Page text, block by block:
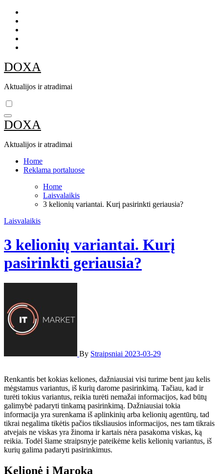
Skip
content
DOXA
Aktualijos ir atradimai
DOXA
Aktualijos ir atradimai
Home
Reklama portaluose
Home
Laisvalaikis
3 kelionių variantai. Kurį pasirinkti geriausia?
Laisvalaikis
3 kelionių variantai. Kurį
pasirinkti geriausia?
By Straipsniai 2023-03-29
Renkantis bet kokias keliones, dažniausiai visi turime bent jau kelis
mėgstamus variantus, iš kurių darome pasirinkimą. Tačiau, kad ir
turėti tokius variantus, reikia turėti nemažai informacijos, kad būtų
galimybė padaryti tinkamą pasirinkimą. Dažniausiai tokia
informacija yra surenkama iš aplinkinių arba kelionių agentūrų, tad
tikrai negalima tikėtis pačios tiksliausios informacijos, nes tam tikrais
atvejais ne viskas yra žinoma ir kartais nėra pasakoma viskas, ką
reikia. Todėl šiame straipsnyje pateikėme kelis kelionių variantus, iš
kurių galima padaryti pasirinkimus.
Kelionė į Maroką